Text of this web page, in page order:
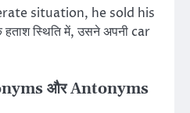
situation, he sold his
स्थिति में, उसने अपनी car
और Antonyms